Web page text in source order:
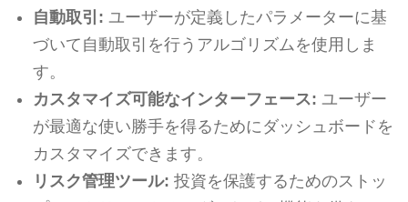
自動取引: ユーザーが定義したパラメーターに基
づいて自動取引を行うアルゴリズムを使用しま
す。
カスタマイズ可能なインターフェース: ユーザー
が最適な使い勝手を得るためにダッシュボードを
カスタマイズできます。
リスク管理ツール: 投資を保護するためのストッ